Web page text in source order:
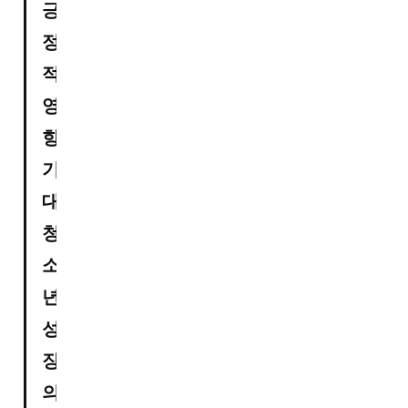
긍
정
적
영
향
기
대,
청
소
년
성
장
의